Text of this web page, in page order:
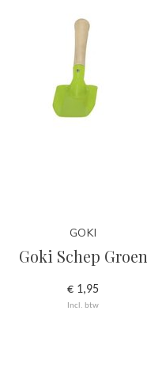
GOKI
Goki Schep Groen
€ 1,95
Incl. btw